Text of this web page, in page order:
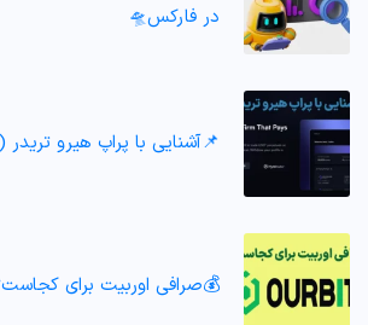
در فارکس🛸
📌آشنایی با پراپ هیرو تریدر (HyroTrader)⭐️
💰صرافی اوربیت برای